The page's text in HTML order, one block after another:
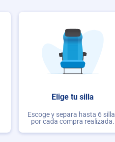
Elige tu silla
Escoge y separa hasta 6
por cada compra realizada.